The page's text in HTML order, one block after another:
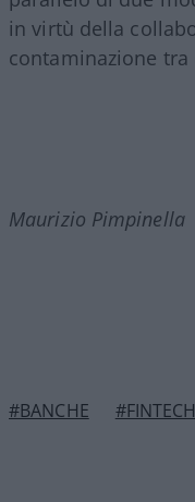
in virtù della
contaminazione tra
Maurizio Pimpinella
#BANCHE #FINTECH